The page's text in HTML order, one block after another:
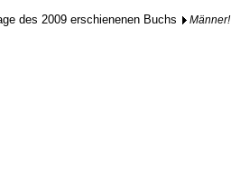
des 2009 erschienenen Buchs
Männer!